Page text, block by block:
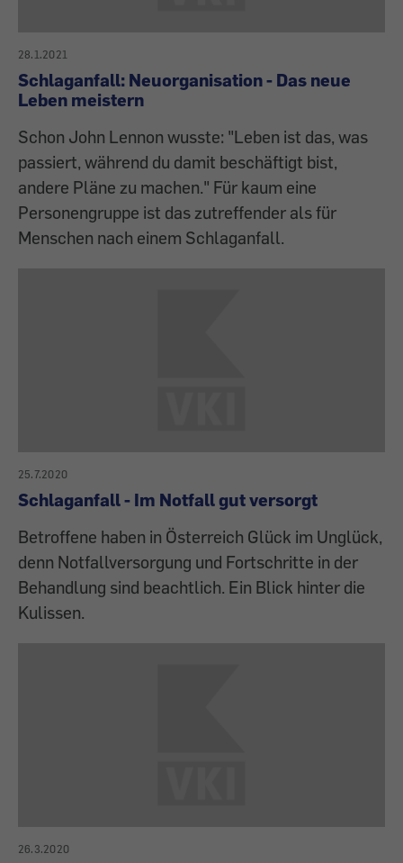
28.1.2021
Schlaganfall: Neuorganisation - Das neue
Leben meistern
Schon John Lennon wusste: "Leben ist das, was
passiert, während du damit beschäftigt bist,
andere Pläne zu machen." Für kaum eine
Personengruppe ist das zutreffender als für
Menschen nach einem Schlaganfall.
25.7.2020
Schlaganfall - Im Notfall gut versorgt
Betroffene haben in Österreich Glück im Unglück,
denn Notfallversorgung und Fortschritte in der
Behandlung sind beachtlich. Ein Blick hinter die
Kulissen.
26.3.2020